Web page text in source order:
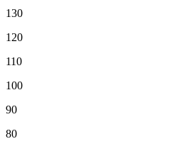
130
120
110
100
90
80